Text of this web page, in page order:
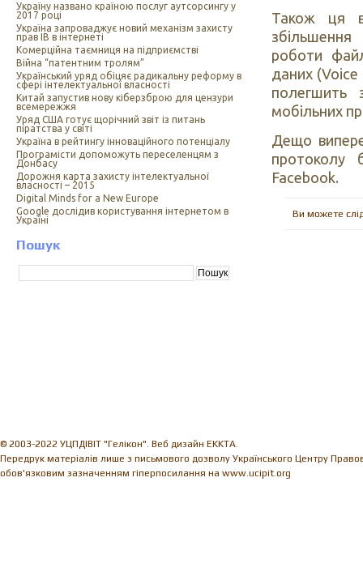
Україну названо країною послуг аутсорсингу у
2017 році
Україна запроваджує новий механізм захисту
прав ІВ в інтернеті
Комерційна таємниця на підприємстві
Війна “патентним тролям”
Український уряд обіцяє радикальну реформу в
сфері інтелектуальної власності
Китай запустив нову кіберзброю для цензури
всемережжя
Уряд США готує щорічний звіт із питань
піратства у світі
Україна в рейтингу інноваційного потенціалу
Програмісти допоможуть переселенцям з
Донбасу
Дорожня карта захисту інтелектуальної
власності – 2015
Digital Minds for a New Europe
Google дослідив користування інтернетом в
Україні
Пошук
Також ця
роботи
даних
полегшить
мобільних
Дещо
протоколу
Facebook.
Ви можете
© 2003-2022 УЦПДІВІТ "Гелікон". Веб дизайн EKKTA.
Передрук матеріалів лише з письмового дозволу Українського Центру
обов'язковим зазначенням гіперпосилання на www.ucipit.org